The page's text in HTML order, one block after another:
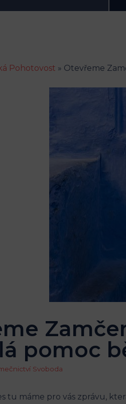
Pohotovost » Otevřeme
pomoc
Svoboda
tu máme pro vás zprávu,